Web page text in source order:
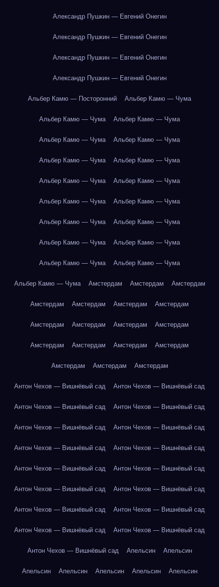
Александр Пушкин — Евгений Онегин
Александр Пушкин — Евгений Онегин
Александр Пушкин — Евгений Онегин
Александр Пушкин — Евгений Онегин
Альбер Камю — Посторонний Альбер Камю — Чума
Альбер Камю — Чума Альбер Камю — Чума
Альбер Камю — Чума Альбер Камю — Чума
Альбер Камю — Чума Альбер Камю — Чума
Альбер Камю — Чума Альбер Камю — Чума
Альбер Камю — Чума Альбер Камю — Чума
Альбер Камю — Чума Альбер Камю — Чума
Альбер Камю — Чума Альбер Камю — Чума
Альбер Камю — Чума Альбер Камю — Чума
Альбер Камю — Чума Амстердам Амстердам Амстердам
Амстердам Амстердам Амстердам Амстердам
Амстердам Амстердам Амстердам Амстердам
Амстердам Амстердам Амстердам Амстердам
Амстердам Амстердам Амстердам
Антон Чехов — Вишнёвый сад Антон Чехов — Вишнёвый сад
Антон Чехов — Вишнёвый сад Антон Чехов — Вишнёвый сад
Антон Чехов — Вишнёвый сад Антон Чехов — Вишнёвый сад
Антон Чехов — Вишнёвый сад Антон Чехов — Вишнёвый сад
Антон Чехов — Вишнёвый сад Антон Чехов — Вишнёвый сад
Антон Чехов — Вишнёвый сад Антон Чехов — Вишнёвый сад
Антон Чехов — Вишнёвый сад Антон Чехов — Вишнёвый сад
Антон Чехов — Вишнёвый сад Антон Чехов — Вишнёвый сад
Антон Чехов — Вишнёвый сад Апельсин Апельсин
Апельсин Апельсин Апельсин Апельсин Апельсин